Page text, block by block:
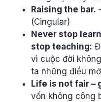
Raising the bar.
(Cingular)
Never stop
stop teaching:
vì cuộc đời
ta những điều
Life is not fair –
vốn không công